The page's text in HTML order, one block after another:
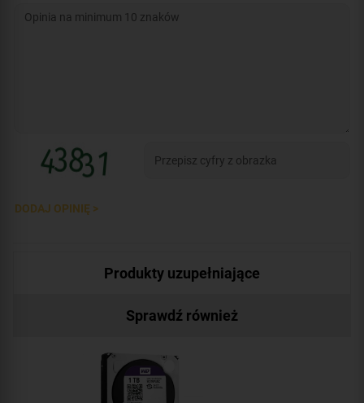
DODAJ OPINIĘ >
Produkty uzupełniające
Sprawdź również